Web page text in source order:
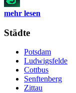
mehr lesen
Städte
Potsdam
Ludwigsfelde
Cottbus
Senftenberg
Zittau